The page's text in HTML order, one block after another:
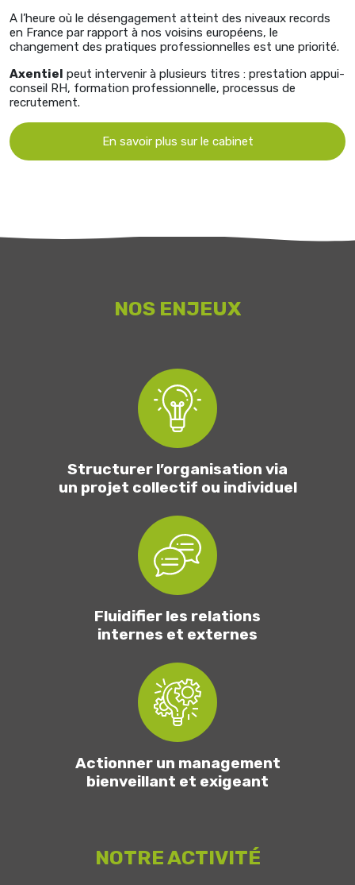
A l’heure où le désengagement atteint des niveaux records
en France par rapport à nos voisins européens, le
changement des pratiques professionnelles est une priorité.
Axentiel peut intervenir à plusieurs titres : prestation appui-
conseil RH, formation professionnelle, processus de
recrutement.
En savoir plus sur le cabinet
NOS ENJEUX
Structurer l’organisation via
un projet collectif ou individuel
Fluidifier les relations
internes et externes
Actionner un management
bienveillant et exigeant
NOTRE ACTIVITÉ